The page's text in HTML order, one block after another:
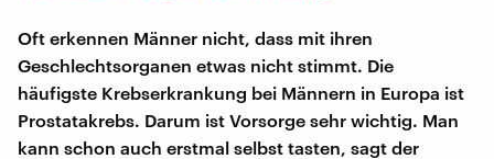
Oft erkennen Männer nicht, dass mit ihren
Geschlechtsorganen etwas nicht stimmt. Die
häufigste Krebserkrankung bei Männern in Europa ist
Prostatakrebs. Darum ist Vorsorge sehr wichtig. Man
kann schon auch erstmal selbst tasten, sagt der